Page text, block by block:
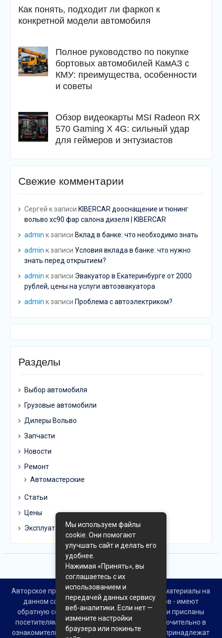
Как понять, подходит ли фаркоп к
конкретной модели автомобиля
Полное руководство по покупке
бортовых автомобилей КамАЗ с
КМУ: преимущества, особенности
и советы
Обзор видеокарты MSI Radeon RX
570 Gaming X 4G: сильный удар
для геймеров и энтузиастов
Свежие комментарии
Сергей к записи KIBERCAR дооснащение и тюнинг
вольво хс90 фар салона дизеля | KIBERCAR
admin к записи Вклад в банке: что необходимо знать
admin к записи Условия вклада в банке: что нужно
знать перед открытием?
admin к записи Эвакуатор в Екатеринбурге от 2000
рублей, цены на услуги автоэвакуатора
admin к записи Проблема с автоэлектриком?
Разделы
Выбор автомобиля
Грузовые автомобили
Дилеры Вольво
Запчасти
Новости
Ремонт
Автомастерские
Статьи
Цены
Эксплуатация
Авторское право © Все права защищены. Все материалы на
данном сайте взяты из открытых источников - имеют
обратную ссылку на материал в интернете или присланы
посетителями сайта и предоставляются исключительно в
ознакомительных целях. Права на материалы принадлежат
Мы используем файлы
cookie. Они помогают
улучшать сайт и делать его
удобнее.
Нажимая «Принять», вы
соглашаетесь с их
использованием и
передачей данных сервису
веб-аналитики. Если нет —
измените настройки
браузера или покиньте